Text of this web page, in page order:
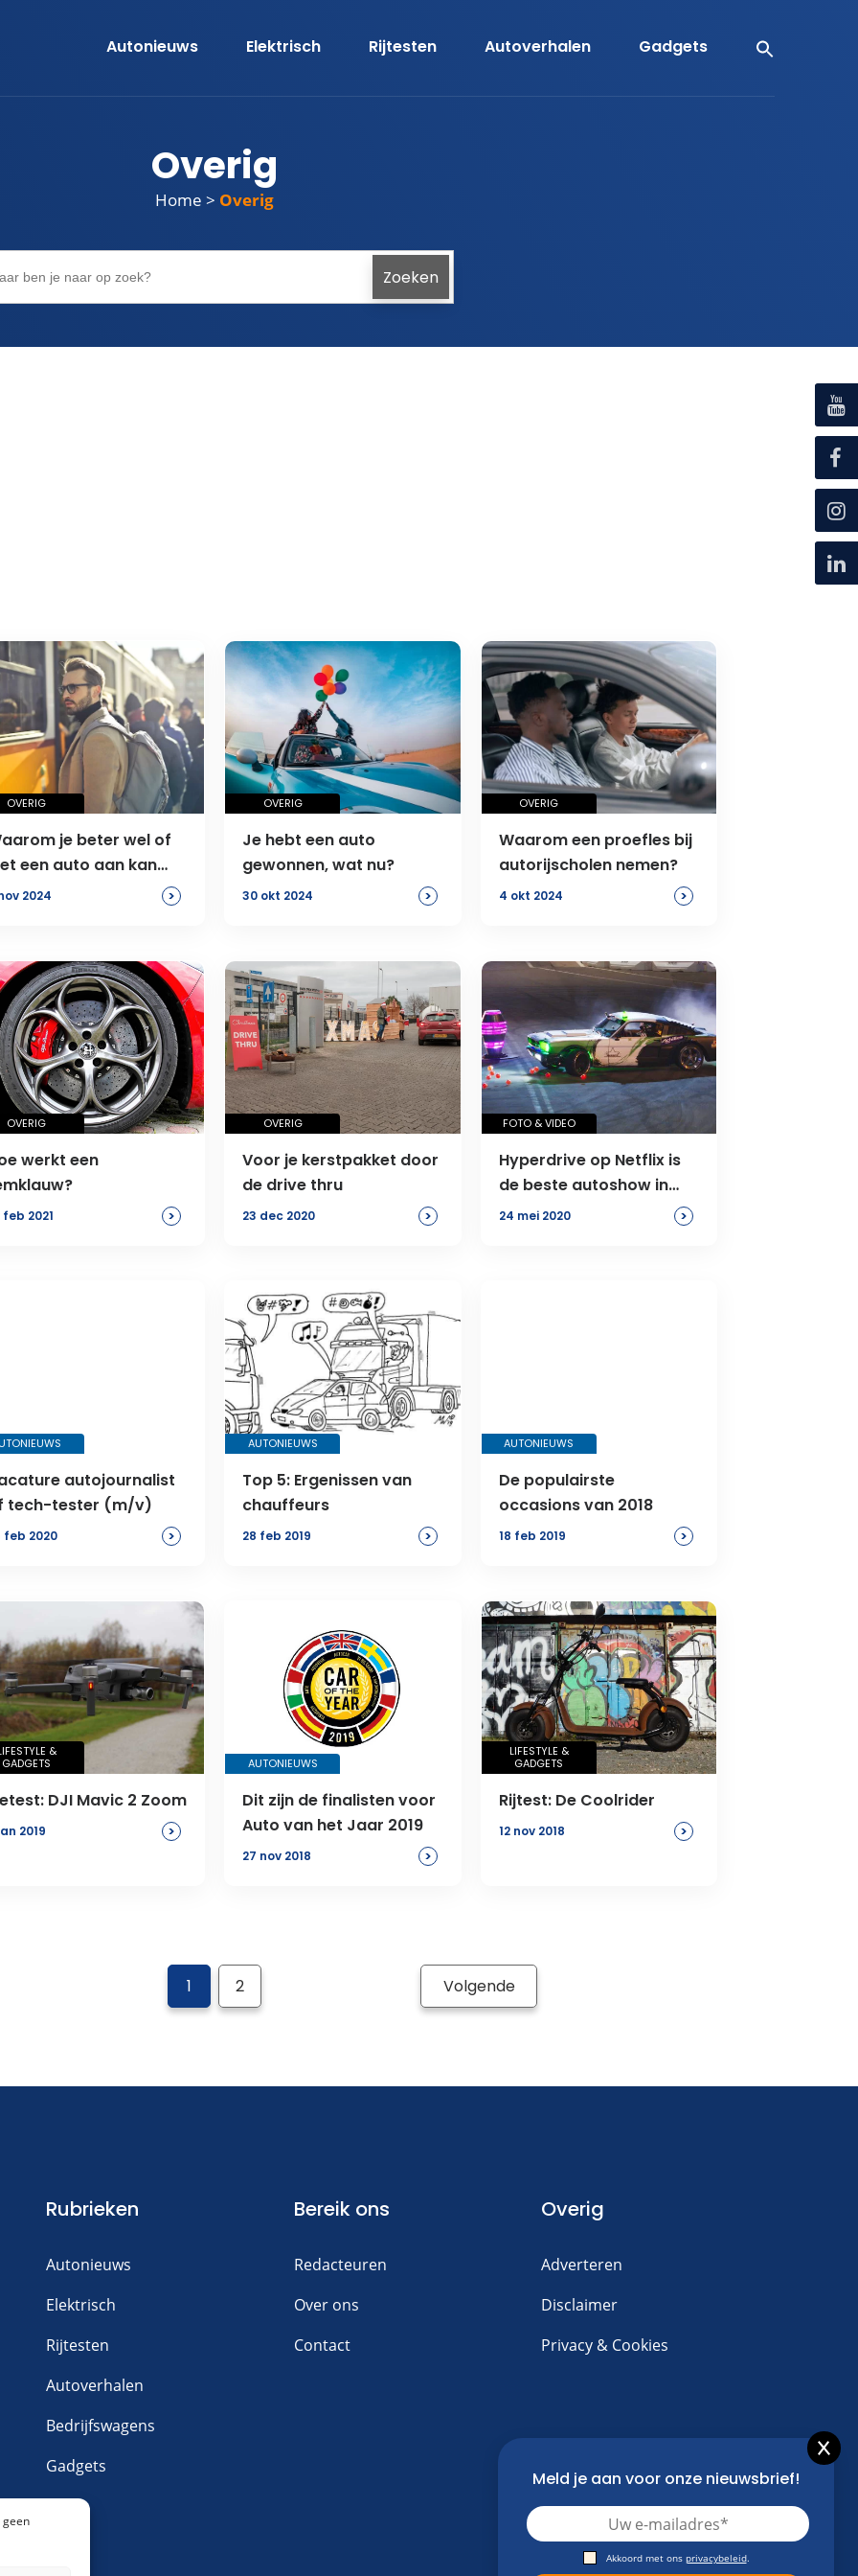
geen
Autonieuws Elektrisch Rijtesten Autoverhalen Gadgets
Overig
Home > Overig
OVERIG
je beter wel of
een auto aan kan
2024 >
OVERIG
Je hebt een auto
gewonnen, wat nu?
30 okt 2024 >
OVERIG
Waarom een proefles bij
autorijscholen nemen?
4 okt 2024 >
OVERIG
werkt een
feb 2021 >
OVERIG
Voor je kerstpakket door
de drive thru
23 dec 2020 >
FOTO & VIDEO
Hyperdrive op Netflix is
de beste autoshow in
jaren
24 mei 2020 >
autojournalist
tech-tester (m/v)
feb 2020 >
AUTONIEUWS
Top 5: Ergenissen van
chauffeurs
28 feb 2019 >
AUTONIEUWS
De populairste
occasions van 2018
18 feb 2019 >
&
GADGETS
DJI Mavic 2 Zoom
2019 >
AUTONIEUWS
Dit zijn de finalisten voor
Auto van het Jaar 2019
27 nov 2018 >
LIFESTYLE &
GADGETS
Rijtest: De Coolrider
12 nov 2018 >
1 2 Volgende
Rubrieken
Autonieuws
Elektrisch
Rijtesten
Autoverhalen
Bedrijfswagens
Gadgets
Bereik ons
Redacteuren
Over ons
Contact
Overig
Adverteren
Disclaimer
Privacy & Cookies
Meld je aan voor onze nieuwsbrief!
Akkoord met ons privacybeleid.